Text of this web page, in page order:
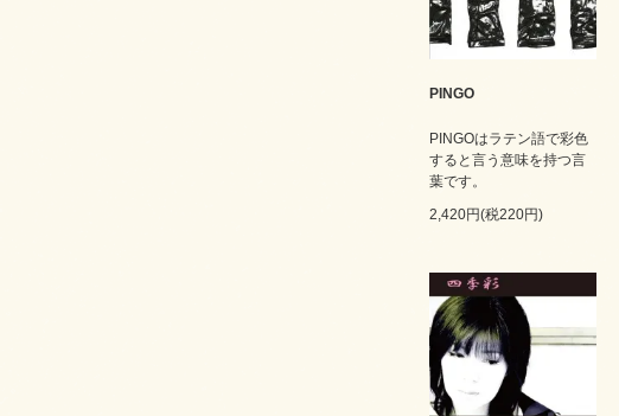
PINGO
PINGOはラテン語で彩色
すると言う意味を持つ言
葉です。
2,420円(税220円)